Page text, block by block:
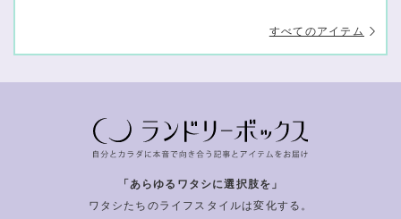
すべてのアイテム
「あらゆるワタシに選択肢を」
ワタシたちのライフスタイルは変化する。